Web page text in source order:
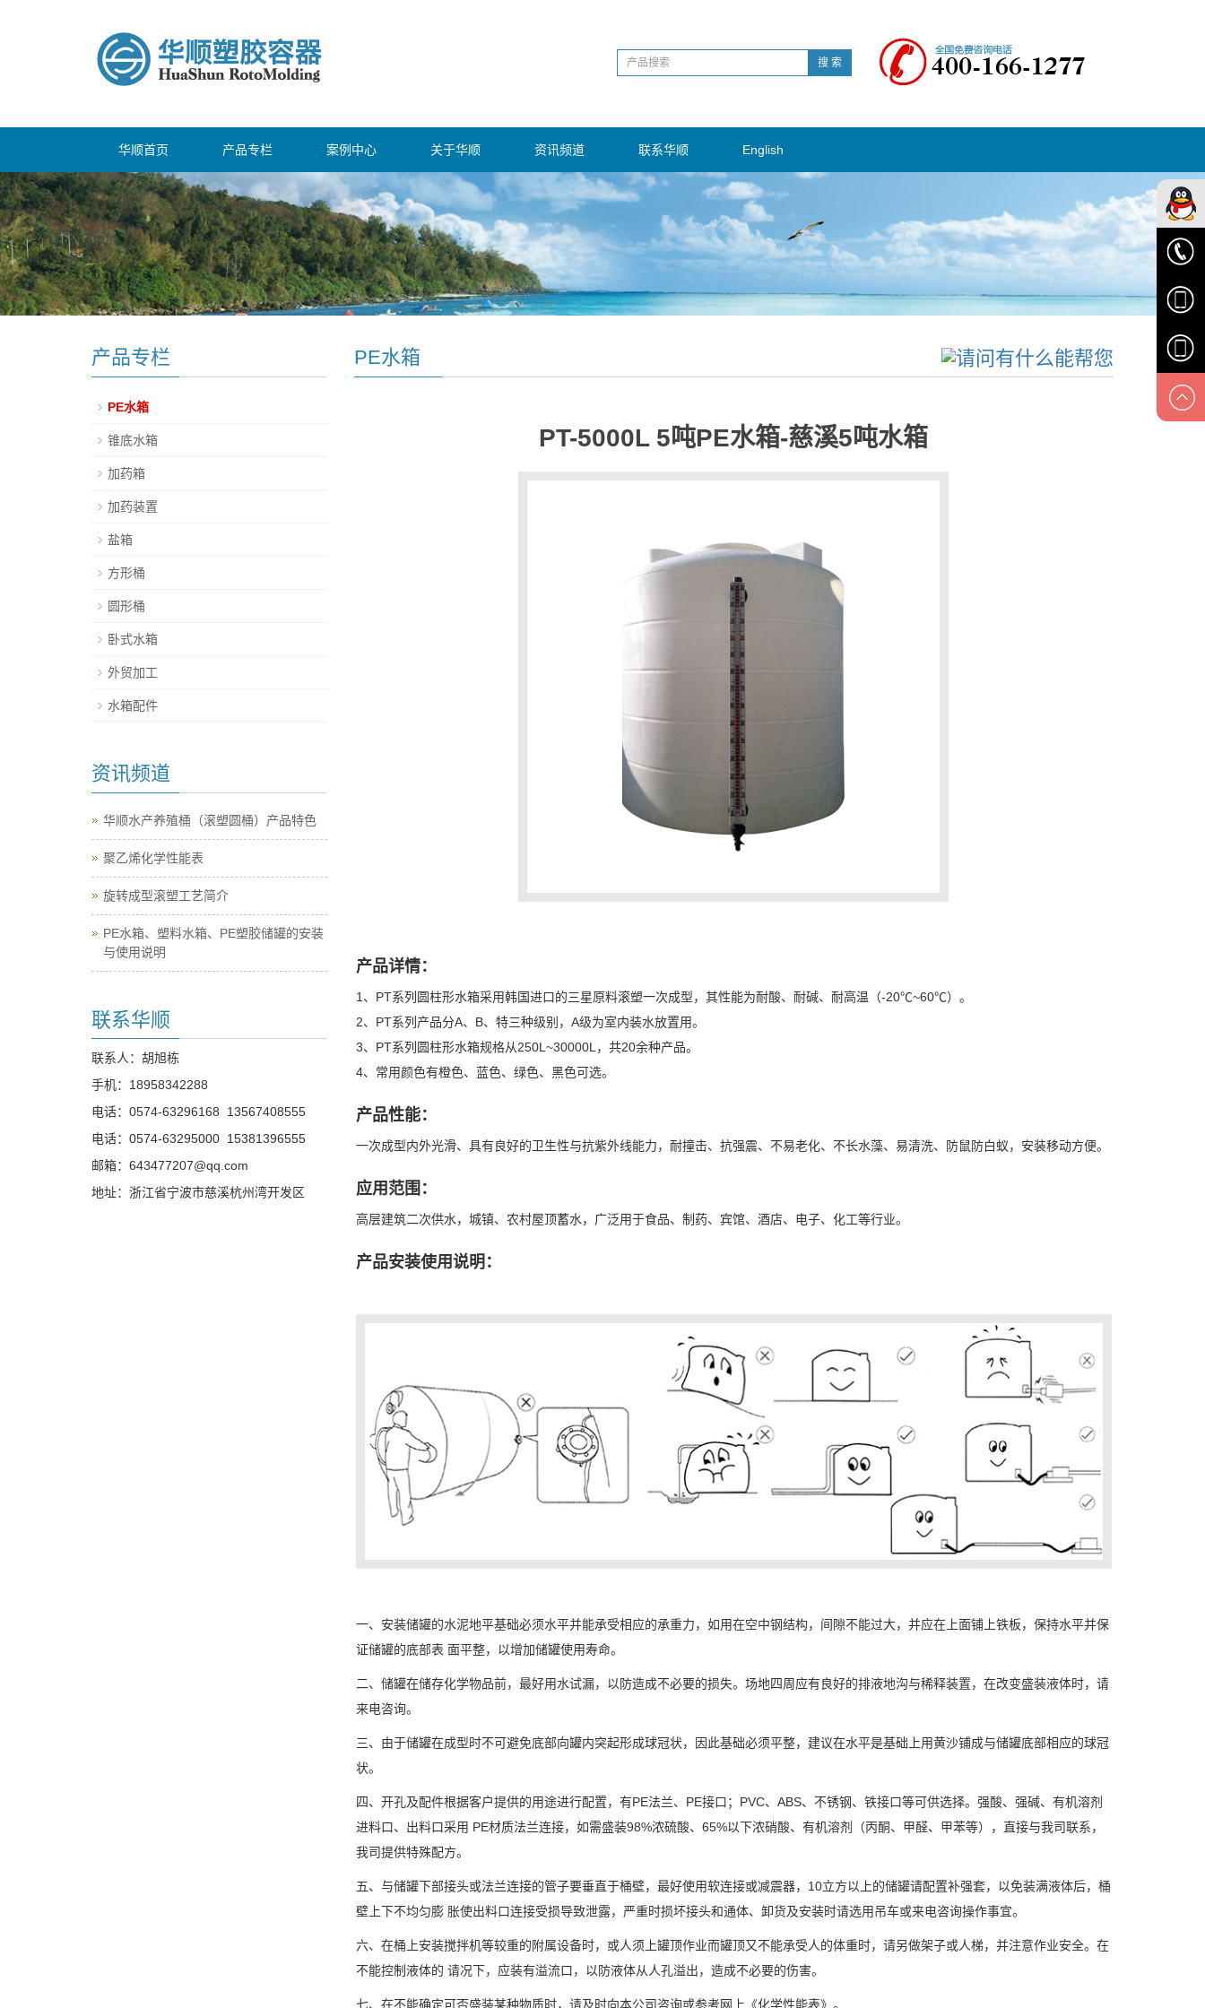
搜 索
华顺首页 产品专栏 案例中心 关于华顺 资讯频道 联系华顺 English
PE水箱
PT-5000L 5吨PE水箱-慈溪5吨水箱
产品详情：
1、PT系列圆柱形水箱采用韩国进口的三星原料滚塑一次成型，其性能为耐酸、耐碱、耐高温（-20℃~60℃）。
2、PT系列产品分A、B、特三种级别，A级为室内装水放置用。
3、PT系列圆柱形水箱规格从250L~30000L，共20余种产品。
4、常用颜色有橙色、蓝色、绿色、黑色可选。
产品性能：
一次成型内外光滑、具有良好的卫生性与抗紫外线能力，耐撞击、抗强震、不易老化、不长水藻、易清洗、防鼠防白蚁，安装移动方便。
应用范围：
高层建筑二次供水，城镇、农村屋顶蓄水，广泛用于食品、制药、宾馆、酒店、电子、化工等行业。
产品安装使用说明：
一、安装储罐的水泥地平基础必须水平并能承受相应的承重力，如用在空中钢结构，间隙不能过大，并应在上面铺上铁板，保持水平并保
证储罐的底部表 面平整，以增加储罐使用寿命。
二、储罐在储存化学物品前，最好用水试漏，以防造成不必要的损失。场地四周应有良好的排液地沟与稀释装置，在改变盛装液体时，请
来电咨询。
三、由于储罐在成型时不可避免底部向罐内突起形成球冠状，因此基础必须平整，建议在水平是基础上用黄沙铺成与储罐底部相应的球冠
状。
四、开孔及配件根据客户提供的用途进行配置，有PE法兰、PE接口；PVC、ABS、不锈钢、铁接口等可供选择。强酸、强碱、有机溶剂
进料口、出料口采用 PE材质法兰连接，如需盛装98%浓硫酸、65%以下浓硝酸、有机溶剂（丙酮、甲醛、甲苯等），直接与我司联系，
我司提供特殊配方。
五、与储罐下部接头或法兰连接的管子要垂直于桶壁，最好使用软连接或减震器，10立方以上的储罐请配置补强套，以免装满液体后，桶
壁上下不均匀膨 胀使出料口连接受损导致泄露，严重时损坏接头和通体、卸货及安装时请选用吊车或来电咨询操作事宜。
六、在桶上安装搅拌机等较重的附属设备时，或人须上罐顶作业而罐顶又不能承受人的体重时，请另做架子或人梯，并注意作业安全。在
不能控制液体的 请况下，应装有溢流口，以防液体从人孔溢出，造成不必要的伤害。
七、在不能确定可否盛装某种物质时，请及时向本公司咨询或参考网上《化学性能表》。
产品专栏
PE水箱
锥底水箱
加药箱
加药装置
盐箱
方形桶
圆形桶
卧式水箱
外贸加工
水箱配件
资讯频道
华顺水产养殖桶（滚塑圆桶）产品特色
聚乙烯化学性能表
旋转成型滚塑工艺简介
PE水箱、塑料水箱、PE塑胶储罐的安装
与使用说明
联系华顺
联系人：胡旭栋
手机： 18958342288
电话： 0574-63296168
13567408555
电话： 0574-63295000 15381396555
邮箱： 643477207@qq.com
地址：浙江省宁波市慈溪杭州湾开发区
华顺客
服
0574-